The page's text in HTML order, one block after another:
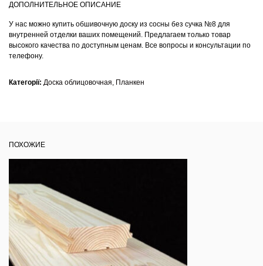
ДОПОЛНИТЕЛЬНОЕ ОПИСАНИЕ
У нас можно купить обшивочную доску из сосны без сучка №8 для
внутренней отделки ваших помещений. Предлагаем только товар
высокого качества по доступным ценам. Все вопросы и консультации по
телефону.
Категорії: Доска облицовочная, Планкен
ПОХОЖИЕ